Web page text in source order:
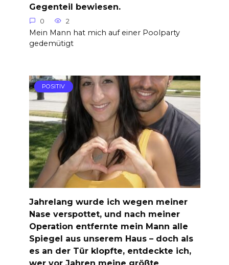
Gegenteil bewiesen.
0 2
Mein Mann hat mich auf einer Poolparty
gedemütigt
POSITIV
Jahrelang wurde ich wegen meiner
Nase verspottet, und nach meiner
Operation entfernte mein Mann alle
Spiegel aus unserem Haus – doch als
es an der Tür klopfte, entdeckte ich,